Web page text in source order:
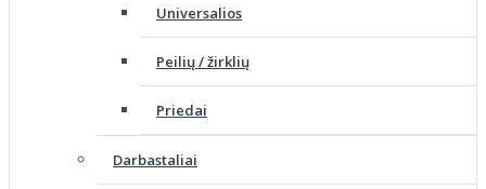
Universalios
Peilių / žirklių
Priedai
Darbastaliai